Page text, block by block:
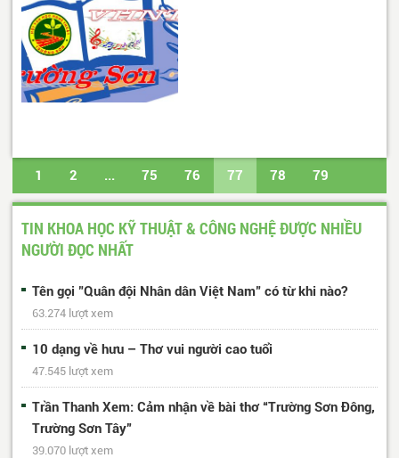
1 2 ... 75 76 77 78 79
... 617 618 Trang cuối
TIN KHOA HỌC KỸ THUẬT & CÔNG NGHỆ ĐƯỢC NHIỀU
NGƯỜI ĐỌC NHẤT
Tên gọi "Quân đội Nhân dân Việt Nam" có từ khi nào?
63.274 lượt xem
10 dạng về hưu – Thơ vui người cao tuổi
47.545 lượt xem
Trần Thanh Xem: Cảm nhận về bài thơ “Trường Sơn Đông,
Trường Sơn Tây”
39.070 lượt xem